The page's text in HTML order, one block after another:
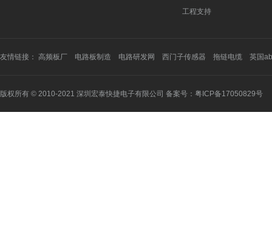
工程支持
友情链接： 高频板厂 电路板制造 电路研发网 西门子传感器 拖链电缆 英国
版权所有 © 2010-2021 深圳宏泰快捷电子有限公司 备案号： 粤ICP备17050829号